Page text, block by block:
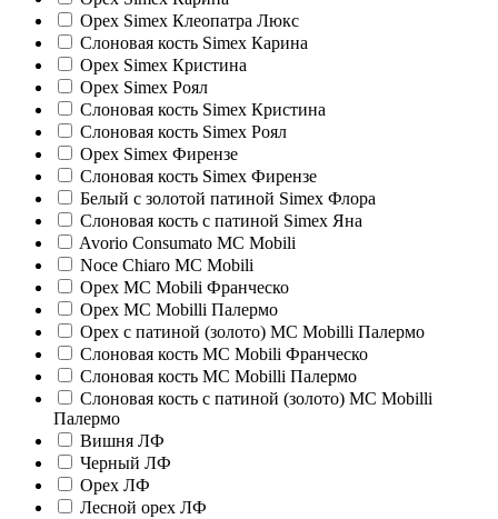
Орех Simex Клеопатра Люкс
Слоновая кость Simex Карина
Орех Simex Кристина
Орех Simex Роял
Слоновая кость Simex Кристина
Слоновая кость Simex Роял
Орех Simex Фирензе
Слоновая кость Simex Фирензе
Белый с золотой патиной Simex Флора
Слоновая кость с патиной Simex Яна
Avorio Consumato MC Mobili
Noce Chiaro MC Mobili
Орех MC Mobili Франческо
Орех MC Mobilli Палермо
Орех с патиной (золото) MC Mobilli Палермо
Слоновая кость MC Mobili Франческо
Слоновая кость MC Mobilli Палермо
Слоновая кость с патиной (золото) MC Mobilli
Палермо
Вишня ЛФ
Черный ЛФ
Орех ЛФ
Лесной орех ЛФ